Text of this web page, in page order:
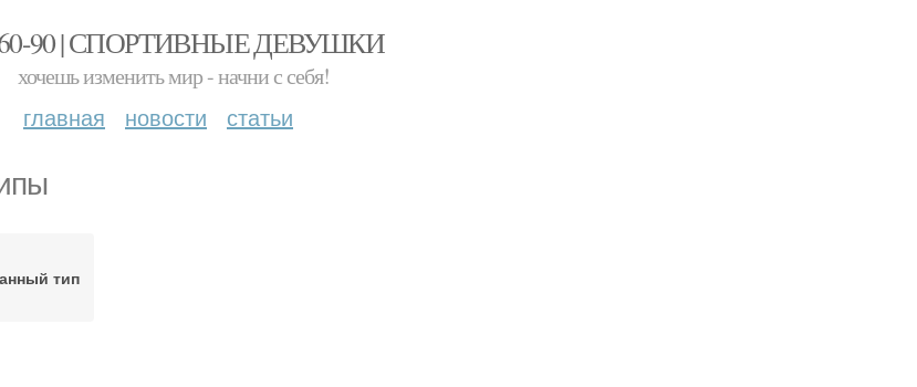
90 | СПОРТИВНЫЕ ДЕВУШКИ
хочешь изменить мир - начни с себя!
главная новости статьи
тип